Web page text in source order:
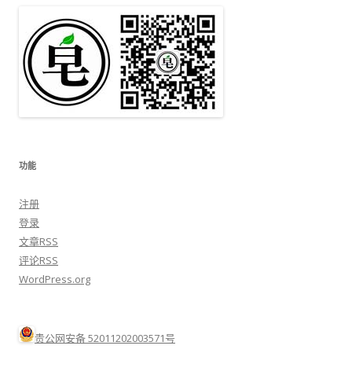
功能
注册
登录
文章RSS
评论RSS
WordPress.org
贵公网安备 52011202003571号